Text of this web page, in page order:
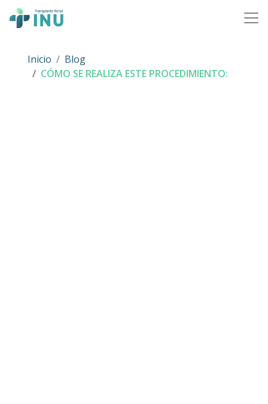
Skip to content
Main Navigation
Inicio
Blog
CÓMO SE REALIZA ESTE PROCEDIMIENTO: